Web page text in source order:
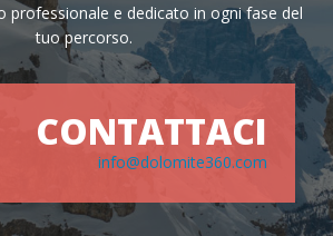
professionale e dedicato in ogni fase del
tuo percorso.
CONTATTACI
info@dolomite360.com